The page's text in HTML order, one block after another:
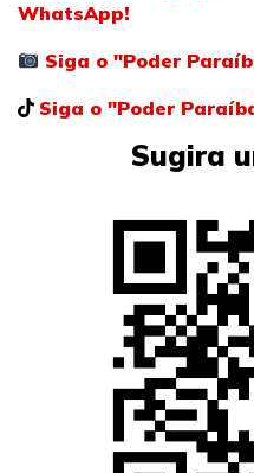
WhatsApp!
Siga o "Poder
Siga o "Poder
Sugira